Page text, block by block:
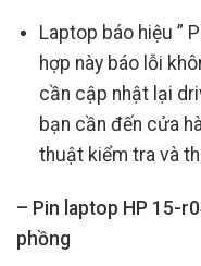
Laptop báo hiệu ”
hợp này báo lỗi
cần cập nhật lại
bạn cần đến cửa
thuật kiểm tra và
– Pin laptop HP 15-
phồng